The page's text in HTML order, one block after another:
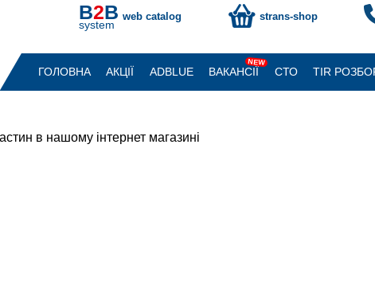
B2B
system
web catalog strans-shop
ГОЛОВНА АКЦІЇ ADBLUE ВАКАНСІЇ
NEW
СТО TIR
в нашому інтернет магазині